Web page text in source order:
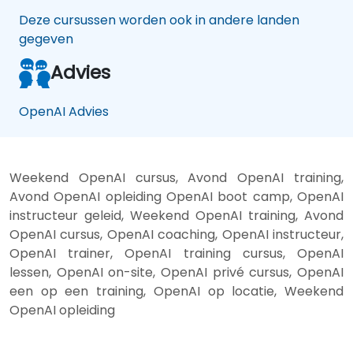
Deze cursussen worden ook in andere landen
gegeven
Advies
OpenAI Advies
Weekend OpenAI cursus, Avond OpenAI training,
Avond OpenAI opleiding OpenAI boot camp, OpenAI
instructeur geleid, Weekend OpenAI training, Avond
OpenAI cursus, OpenAI coaching, OpenAI instructeur,
OpenAI trainer, OpenAI training cursus, OpenAI
lessen, OpenAI on-site, OpenAI privé cursus, OpenAI
een op een training, OpenAI op locatie, Weekend
OpenAI opleiding